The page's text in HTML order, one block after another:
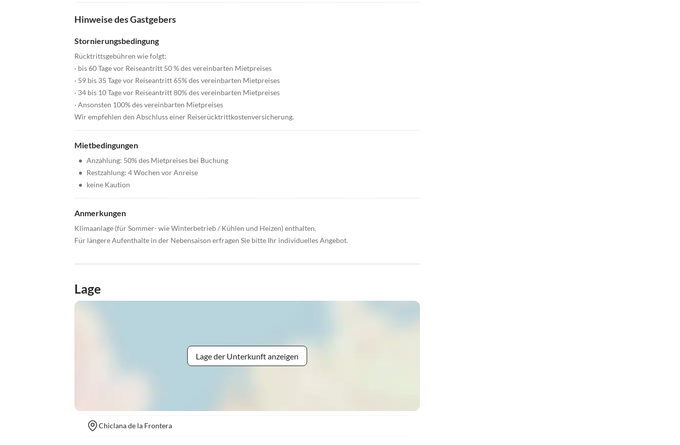
Hinweise des Gastgebers
Stornierungsbedingung
Rücktrittsgebühren wie folgt:
· bis 60 Tage vor Reiseantritt 50 % des vereinbarten Mietpreises
· 59 bis 35 Tage vor Reiseantritt 65% des vereinbarten Mietpreises
· 34 bis 10 Tage vor Reiseantritt 80% des vereinbarten Mietpreises
· Ansonsten 100% des vereinbarten Mietpreises
Wir empfehlen den Abschluss einer Reiserücktrittkostenversicherung.
Mietbedingungen
• Anzahlung: 50% des Mietpreises bei Buchung
• Restzahlung: 4 Wochen vor Anreise
• keine Kaution
Anmerkungen
Klimaanlage (für Sommer- wie Winterbetrieb / Kühlen und Heizen) enthalten.
Für längere Aufenthalte in der Nebensaison erfragen Sie bitte Ihr individuelles Angebot.
Lage
Lage der Unterkunft anzeigen
Chiclana de la Frontera